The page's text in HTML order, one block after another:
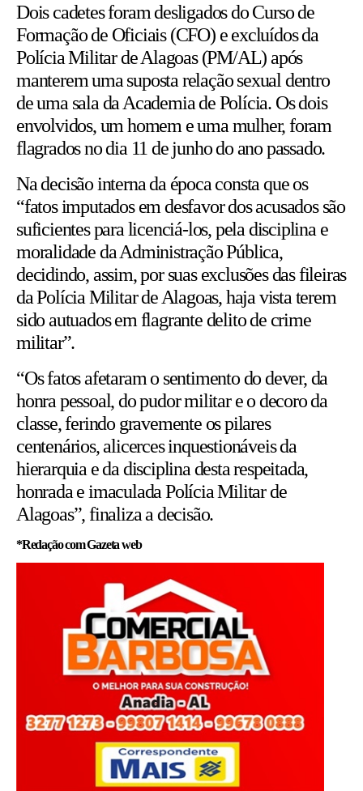
Dois cadetes foram desligados do Curso de
Formação de Oficiais (CFO) e excluídos da
Polícia Militar de Alagoas (PM/AL) após
manterem uma suposta relação sexual dentro
de uma sala da Academia de Polícia. Os dois
envolvidos, um homem e uma mulher, foram
flagrados no dia 11 de junho do ano passado.
Na decisão interna da época consta que os
“fatos imputados em desfavor dos acusados são
suficientes para licenciá-los, pela disciplina e
moralidade da Administração Pública,
decidindo, assim, por suas exclusões das fileiras
da Polícia Militar de Alagoas, haja vista terem
sido autuados em flagrante delito de crime
militar”.
“Os fatos afetaram o sentimento do dever, da
honra pessoal, do pudor militar e o decoro da
classe, ferindo gravemente os pilares
centenários, alicerces inquestionáveis da
hierarquia e da disciplina desta respeitada,
honrada e imaculada Polícia Militar de
Alagoas”, finaliza a decisão.
*Redação com Gazeta web